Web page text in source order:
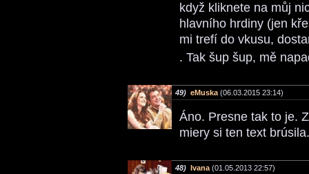
když kliknete na můj
hlavního hrdiny (jen
mi trefí do vkusu,
. Tak šup šup, mě
49) eMuska (06.03.2015 23:14)
Áno. Presne tak to je.
miery si ten text
48) Ivana (01.05.2013 22:57)